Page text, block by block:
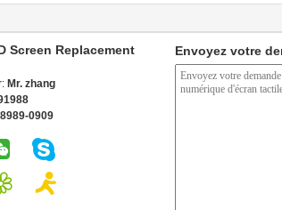
Screen Replacement
Mr. zhang
0909
Envoyez votre